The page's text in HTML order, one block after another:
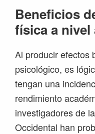
Beneficios
física a nivel
Al producir efectos
psicológico, es
tengan una
rendimiento
investigadores de
Occidental han